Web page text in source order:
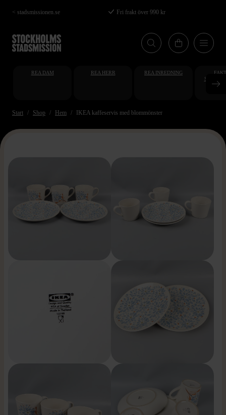
Hoppa
till
huvudinnehåll
< stadsmissionen.se Fri frakt över 990 kr
REA DAM REA HERR REA INREDNING
Start Shop Hem IKEA kaffeservis med blommönster